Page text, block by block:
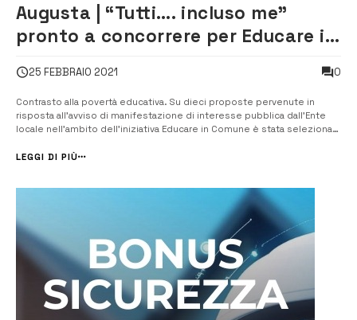
Augusta | “Tutti…. incluso me”
pronto a concorrere per Educare in
25 FEBBRAIO 2021 0
Contrasto alla povertà educativa. Su dieci proposte pervenute in
risposta all’avviso di manifestazione di interesse pubblica dall’Ente
locale nell’ambito dell’iniziativa Educare in Comune è stata selezionata
Provviden...
LEGGI DI PIÙ